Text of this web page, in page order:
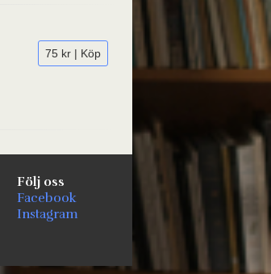
75 kr | Köp
Följ oss
Facebook
Instagram